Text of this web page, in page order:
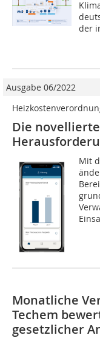
der
Ausgabe 06/2022
Die novellierte
Mit
Monatliche
Techem
gesetzlicher